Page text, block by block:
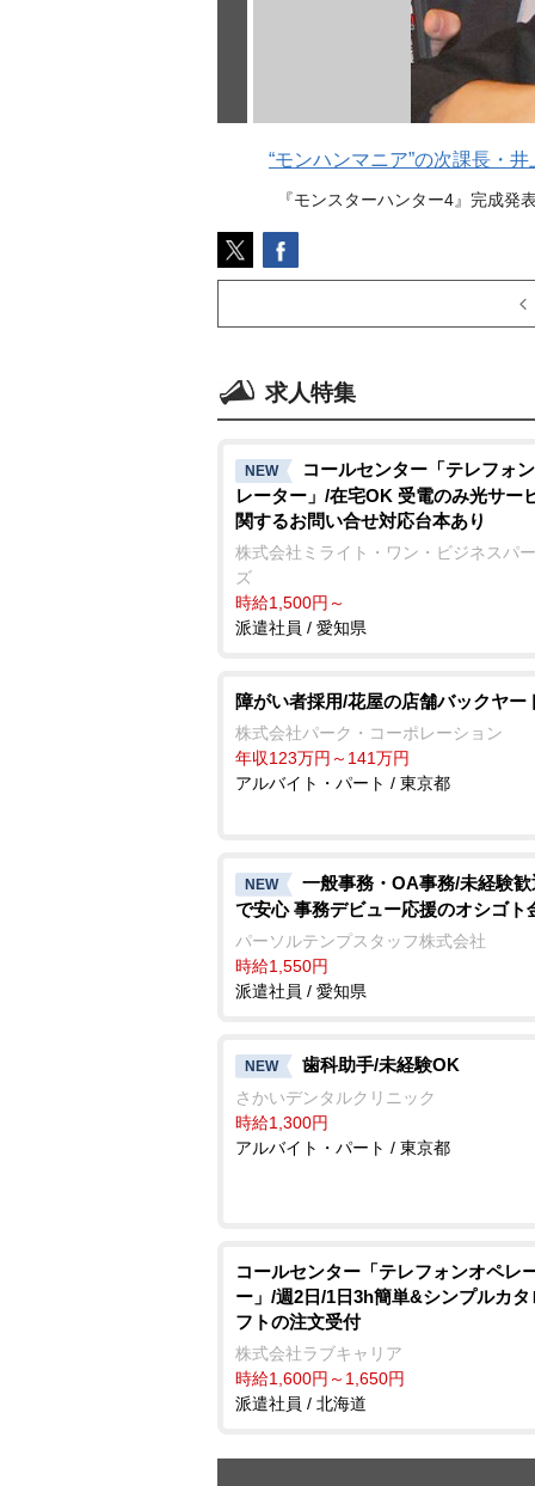
“モンハンマニア”の次課長・
『モンスターハンター4』完成
求人特集
NEW
コールセンター「テレフォ
レーター」/在宅OK 受電のみ光サー
関するお問い合せ対応台本あり
株式会社ミライト・ワン・ビジネスパ
ズ
時給1,500円～
派遣社員 / 愛知県
障がい者採用/花屋の店舗バックヤー
株式会社パーク・コーポレーション
年収123万円～141万円
アルバイト・パート / 東京都
NEW
一般事務・OA事務/未経験
で安心 事務デビュー応援のオシゴト
パーソルテンプスタッフ株式会社
時給1,550円
派遣社員 / 愛知県
NEW 歯科助手/未経験OK
さかいデンタルクリニック
時給1,300円
アルバイト・パート / 東京都
コールセンター「テレフォンオペレ
ー」/週2日/1日3h簡単&シンプルカタ
フトの注文受付
株式会社ラブキャリア
時給1,600円～1,650円
派遣社員 / 北海道